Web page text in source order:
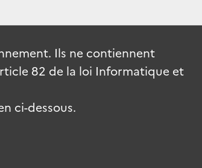
Ils ne contiennent
82 de la loi Informatique et
ci-dessous.